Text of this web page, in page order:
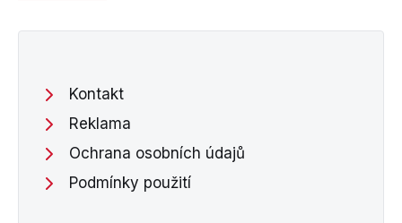
Kontakt
Reklama
Ochrana osobních údajů
Podmínky použití